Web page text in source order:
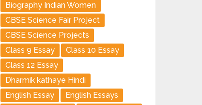
Biography Indian Women
CBSE Science Fair Project
CBSE Science Projects
Class 9 Essay
Class 10 Essay
Class 12 Essay
Dharmik kathaye Hindi
English Essay
English Essays